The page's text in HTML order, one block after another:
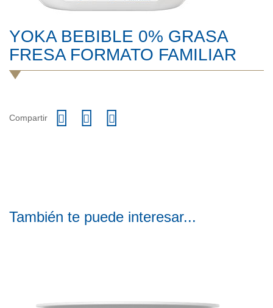
YOKA BEBIBLE 0% GRASA
FRESA FORMATO FAMILIAR
Compartir
También te puede interesar...